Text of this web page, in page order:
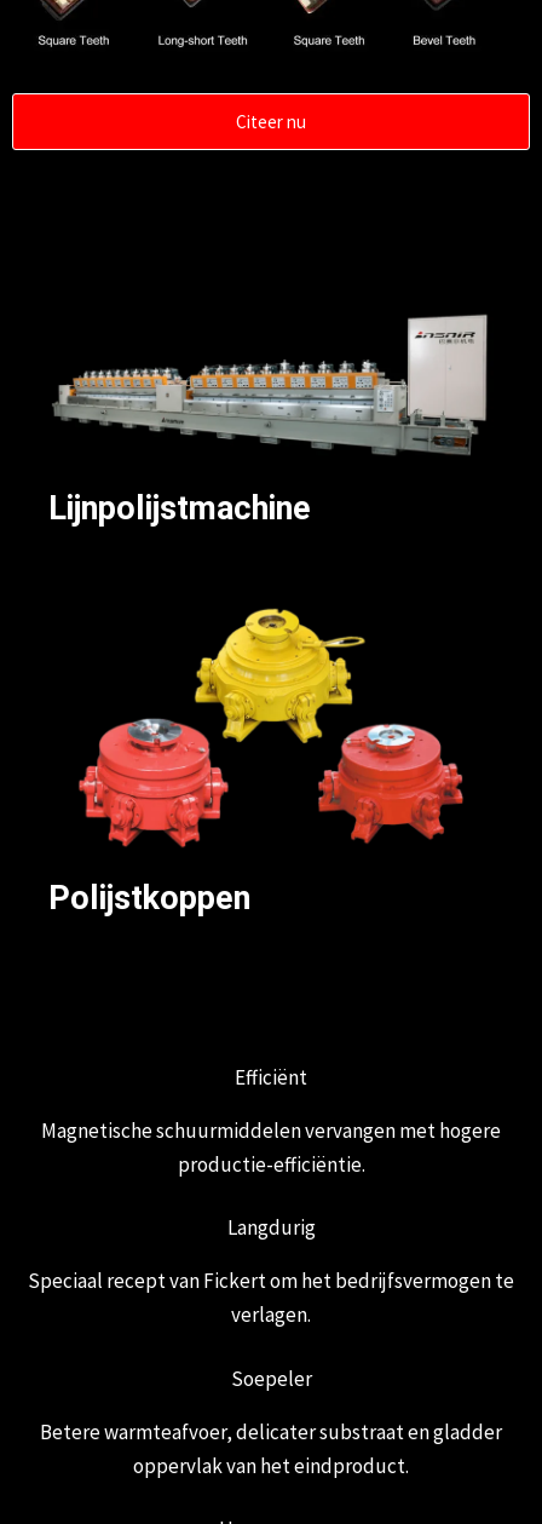
Citeer nu
Lijnpolijstmachine
Polijstkoppen
Efficiënt
Magnetische schuurmiddelen vervangen met hogere
productie-efficiëntie.
Langdurig
Speciaal recept van Fickert om het bedrijfsvermogen te
verlagen.
Soepeler
Betere warmteafvoer, delicater substraat en gladder
oppervlak van het eindproduct.